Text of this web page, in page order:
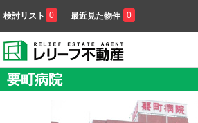
検討リスト 0 最近見た物件 0
要町病院